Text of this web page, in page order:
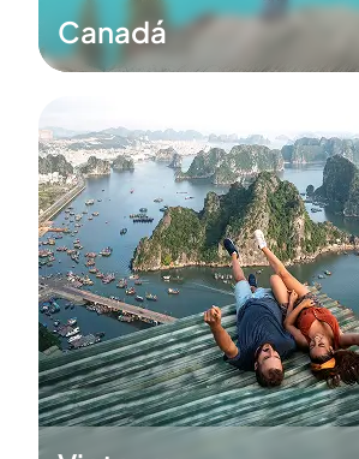
Canadá